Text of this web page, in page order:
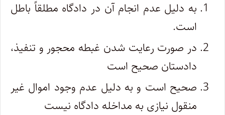
به دلیل عدم انجام آن در دادگاه مطلقاً باطل
است.
در صورت رعایت شدن غبطه محجور و تنفیذ،
دادستان صحیح است
صحیح است و به دلیل عدم وجود اموال غیر
منقول نیازی به مداخله دادگاه نیست